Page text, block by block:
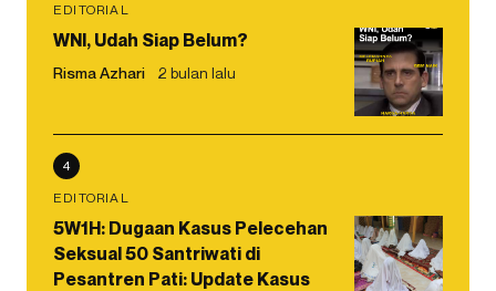
EDITORIAL
WNI, Udah Siap Belum?
Risma Azhari 2 bulan lalu
4
EDITORIAL
5W1H: Dugaan Kasus Pelecehan
Seksual 50 Santriwati di
Pesantren Pati: Update Kasus